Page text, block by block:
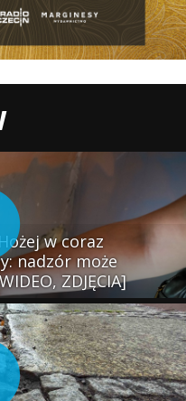
w coraz
nadzór może
ZDJĘCIA]